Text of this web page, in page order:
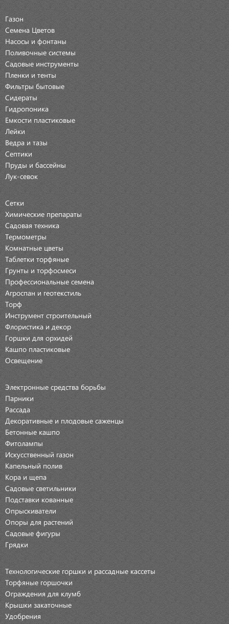
Газон
Семена Цветов
Насосы и фонтаны
Поливочные системы
Садовые инструменты
Пленки и тенты
Фильтры бытовые
Сидераты
Гидропоника
Емкости пластиковые
Лейки
Ведра и тазы
Септики
Пруды и бассейны
Лук-севок
Сетки
Химические препараты
Садовая техника
Термометры
Комнатные цветы
Таблетки торфяные
Грунты и торфосмеси
Профессиональные семена
Агроспан и геотекстиль
Торф
Инструмент строительный
Флористика и декор
Горшки для орхидей
Кашпо пластиковые
Освещение
Электронные средства борьбы
Парники
Рассада
Декоративные и плодовые саженцы
Бетонные кашпо
Фитолампы
Искусственный газон
Капельный полив
Кора и щепа
Садовые светильники
Подставки кованные
Опрыскиватели
Опоры для растений
Садовые фигуры
Грядки
Технологические горшки и рассадные кассеты
Торфяные горшочки
Ограждения для клумб
Крышки закаточные
Удобрения